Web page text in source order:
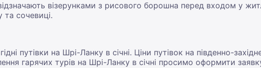
візерунками з рисового борошна перед входом у
та сочевиці.
путівки на Шрі-Ланку в січні. Ціни путівок на південно-
гарячих турів на Шрі-Ланку в січні просимо оформити